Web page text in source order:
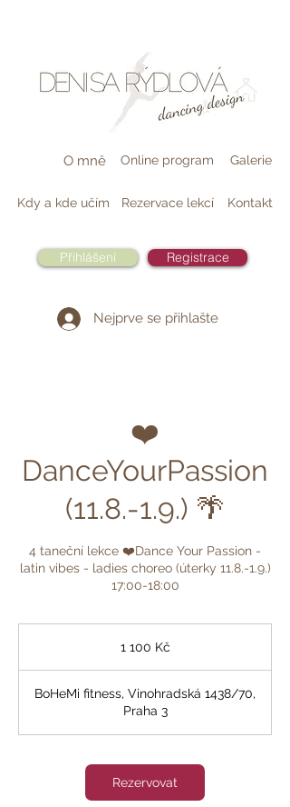
O mně Online program Galerie
Kdy a kde učím Rezervace lekcí Kontakt
Přihlášení Registrace
Nejprve se přihlašte
❤️
DanceYourPassion
(11.8.-1.9.) 🌴
4 taneční lekce ❤️Dance Your Passion -
latin vibes - ladies choreo (úterky 11.8.-1.9.)
17:00-18:00
1 100 Kč
BoHeMi fitness, Vinohradská 1438/70,
Praha 3
Rezervovat